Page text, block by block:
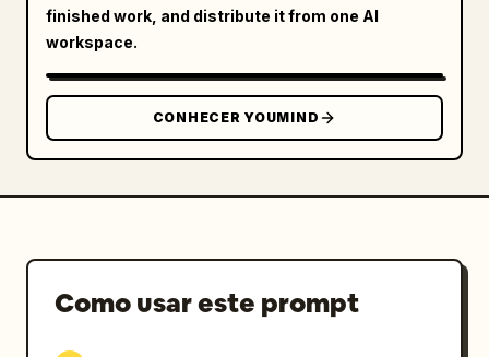
finished work, and distribute it from one AI
workspace.
CONHECER YOUMIND
Como usar este prompt